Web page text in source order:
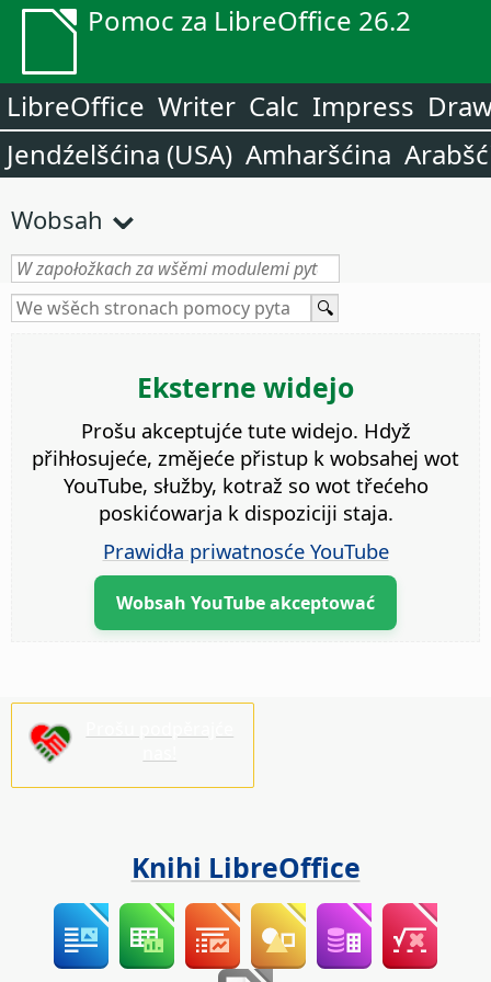
Pomoc za LibreOffice 26.2
LibreOffice Writer Calc Impress
Jendźelšćina (USA) Amharšćina
Wobsah
Eksterne widejo
Prošu akceptujće tute widejo. Hdyž
přihłosujeće, změjeće přistup k wobsahej wot
YouTube, słužby, kotraž so wot třećeho
poskićowarja k dispoziciji staja.
Prawidła priwatnosće YouTube
Wobsah YouTube akceptować
Knihi LibreOffice